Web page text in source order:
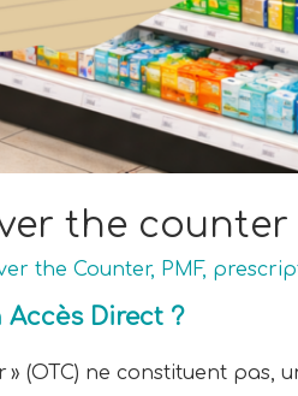
the
the Counter, PMF,
Accès Direct ?
» (OTC) ne constituent